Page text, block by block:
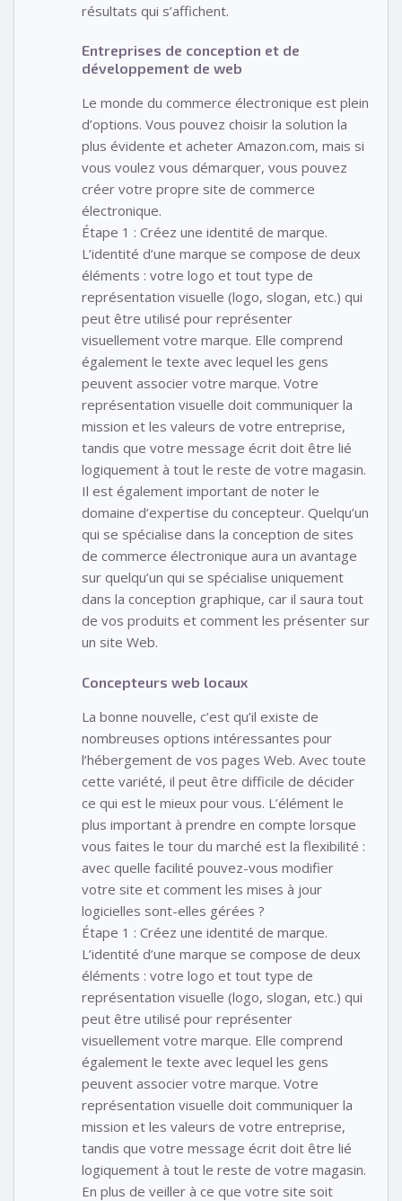
résultats qui s’affichent.
Entreprises de conception et de
développement de web
Le monde du commerce électronique est plein
d’options. Vous pouvez choisir la solution la
plus évidente et acheter Amazon.com, mais si
vous voulez vous démarquer, vous pouvez
créer votre propre site de commerce
électronique.
Étape 1 : Créez une identité de marque.
L’identité d’une marque se compose de deux
éléments : votre logo et tout type de
représentation visuelle (logo, slogan, etc.) qui
peut être utilisé pour représenter
visuellement votre marque. Elle comprend
également le texte avec lequel les gens
peuvent associer votre marque. Votre
représentation visuelle doit communiquer la
mission et les valeurs de votre entreprise,
tandis que votre message écrit doit être lié
logiquement à tout le reste de votre magasin.
Il est également important de noter le
domaine d’expertise du concepteur. Quelqu’un
qui se spécialise dans la conception de sites
de commerce électronique aura un avantage
sur quelqu’un qui se spécialise uniquement
dans la conception graphique, car il saura tout
de vos produits et comment les présenter sur
un site Web.
Concepteurs web locaux
La bonne nouvelle, c’est qu’il existe de
nombreuses options intéressantes pour
l’hébergement de vos pages Web. Avec toute
cette variété, il peut être difficile de décider
ce qui est le mieux pour vous. L’élément le
plus important à prendre en compte lorsque
vous faites le tour du marché est la flexibilité :
avec quelle facilité pouvez-vous modifier
votre site et comment les mises à jour
logicielles sont-elles gérées ?
Étape 1 : Créez une identité de marque.
L’identité d’une marque se compose de deux
éléments : votre logo et tout type de
représentation visuelle (logo, slogan, etc.) qui
peut être utilisé pour représenter
visuellement votre marque. Elle comprend
également le texte avec lequel les gens
peuvent associer votre marque. Votre
représentation visuelle doit communiquer la
mission et les valeurs de votre entreprise,
tandis que votre message écrit doit être lié
logiquement à tout le reste de votre magasin.
En plus de veiller à ce que votre site soit